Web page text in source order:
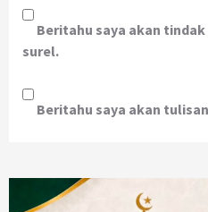
Beritahu saya akan
surel.
Beritahu saya akan